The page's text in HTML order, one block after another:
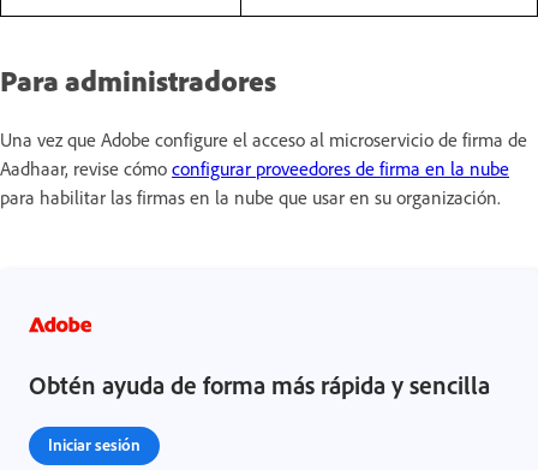
Para administradores
Una vez que Adobe configure el acceso al microservicio de firma de
Aadhaar, revise cómo configurar proveedores de firma en la nube
para habilitar las firmas en la nube que usar en su organización.
Obtén ayuda de forma más rápida y sencilla
Iniciar sesión